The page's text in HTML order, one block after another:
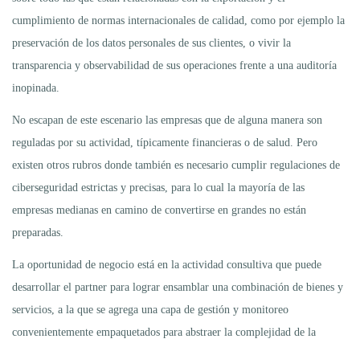
cumplimiento de normas internacionales de calidad, como por ejemplo la
preservación de los datos personales de sus clientes, o vivir la
transparencia y observabilidad de sus operaciones frente a una auditoría
inopinada.
No escapan de este escenario las empresas que de alguna manera son
reguladas por su actividad, típicamente financieras o de salud. Pero
existen otros rubros donde también es necesario cumplir regulaciones de
ciberseguridad estrictas y precisas, para lo cual la mayoría de las
empresas medianas en camino de convertirse en grandes no están
preparadas.
La oportunidad de negocio está en la actividad consultiva que puede
desarrollar el partner para lograr ensamblar una combinación de bienes y
servicios, a la que se agrega una capa de gestión y monitoreo
convenientemente empaquetados para abstraer la complejidad de la